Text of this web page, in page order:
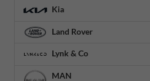
Kia
Land Rover
Lynk & Co
MAN